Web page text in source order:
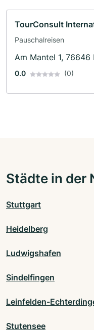
TourConsult
Pauschalreisen
Am Mantel 1, 76646
0.0 (0)
Städte in der
Stuttgart
Heidelberg
Ludwigshafen
Sindelfingen
Leinfelden-
Stutensee